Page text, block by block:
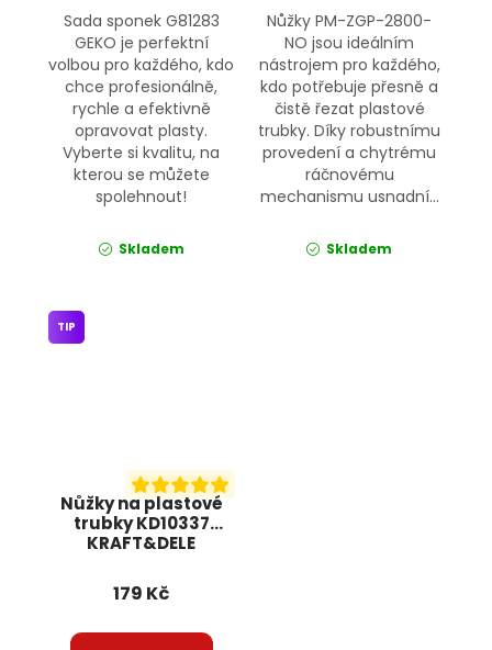
Sada sponek G81283
GEKO je perfektní
volbou pro každého, kdo
chce profesionálně,
rychle a efektivně
opravovat plasty.
Vyberte si kvalitu, na
kterou se můžete
spolehnout!
Skladem
Nůžky PM-ZGP-2800-
NO jsou ideálním
nástrojem pro každého,
kdo potřebuje přesně a
čistě řezat plastové
trubky. Díky robustnímu
provedení a chytrému
ráčnovému
mechanismu usnadní...
Skladem
Nůžky na plastové
trubky KD10337
KRAFT&DELE
TIP
179 Kč